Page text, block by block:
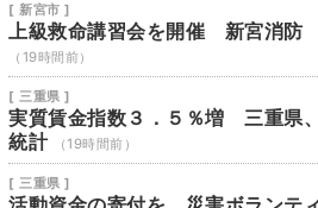
[ 新宮市 ]
上級救命講習会を開催 新宮消防
（19時間前）
[ 三重県 ]
実質賃金指数３．５％増 三重県
統計
（19時間前）
[ 三重県 ]